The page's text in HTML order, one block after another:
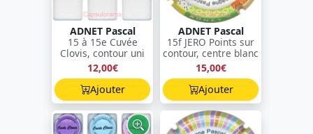
ADNET Pascal
15 à 15e Cuvée
Clovis, contour uni
12,00€
Ajouter
ADNET Pascal
15f JERO Points sur
contour, centre blanc
15,00€
Ajouter